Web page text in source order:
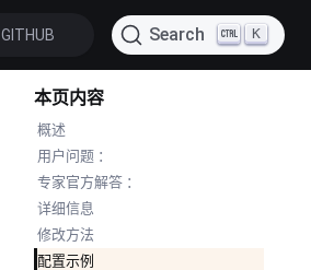
GITHUB Search K
本页内容
概述
用户问题 ：
专家官方解答 ：
详细信息
修改方法
配置示例